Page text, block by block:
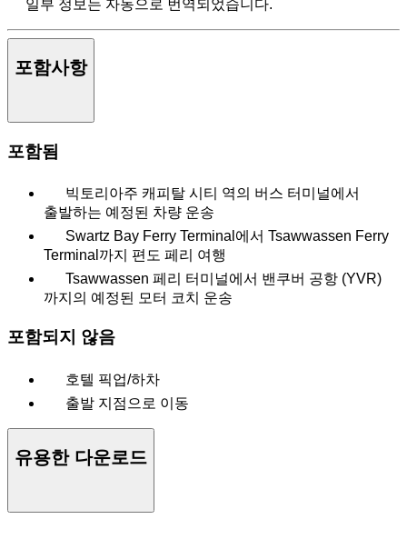
일부 정보는 자동으로 번역되었습니다.
포함사항
포함됨
빅토리아주 캐피탈 시티 역의 버스 터미널에서
출발하는 예정된 차량 운송
Swartz Bay Ferry Terminal에서 Tsawwassen Ferry
Terminal까지 편도 페리 여행
Tsawwassen 페리 터미널에서 밴쿠버 공항 (YVR)
까지의 예정된 모터 코치 운송
포함되지 않음
호텔 픽업/하차
출발 지점으로 이동
유용한 다운로드